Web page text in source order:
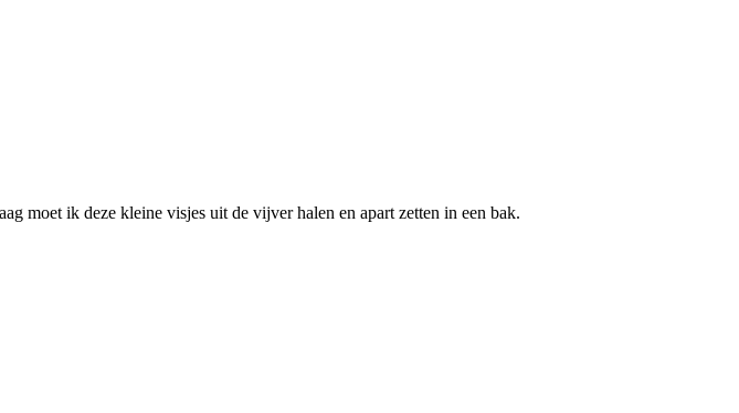
moet ik deze kleine visjes uit de vijver halen en apart zetten in een bak.